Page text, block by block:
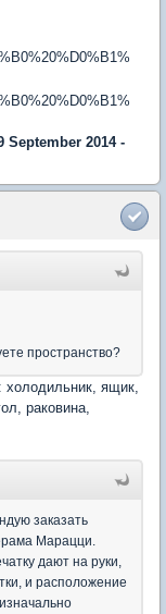
September 2014 -
пространство?
ящик,
раковина,
заказать
Марацци.
дают на руки,
и расположение